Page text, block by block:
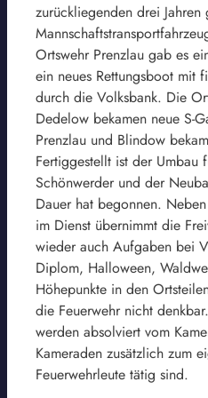
zurückliegenden drei Jahren
Ortswehr Prenzlau gab es
ein neues Rettungsboot mit
durch die Volksbank. Die
Dedelow bekamen neue S-
Prenzlau und Blindow
Fertiggestellt ist der Umbau
Schönwerder und der
Dauer hat begonnen.
im Dienst übernimmt die
wieder auch Aufgaben bei
Diplom, Halloween,
Höhepunkte in den
die Feuerwehr nicht
werden absolviert vom
Kameraden zusätzlich zum
Feuerwehrleute tätig sind.